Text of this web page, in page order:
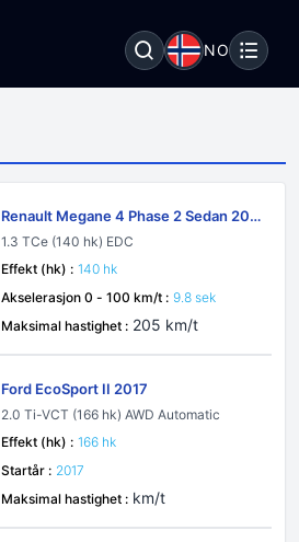
NO
Renault Megane 4 Phase 2 Sedan 202
11.3 TCe (140 hk) EDC
Effekt (hk) : 140 hk
Akselerasjon 0 - 100 km/t : 9.8 sek
Maksimal hastighet : 205 km/t
Ford EcoSport II 2017
2.0 Ti-VCT (166 hk) AWD Automatic
Effekt (hk) : 166 hk
Startår : 2017
Maksimal hastighet : km/t